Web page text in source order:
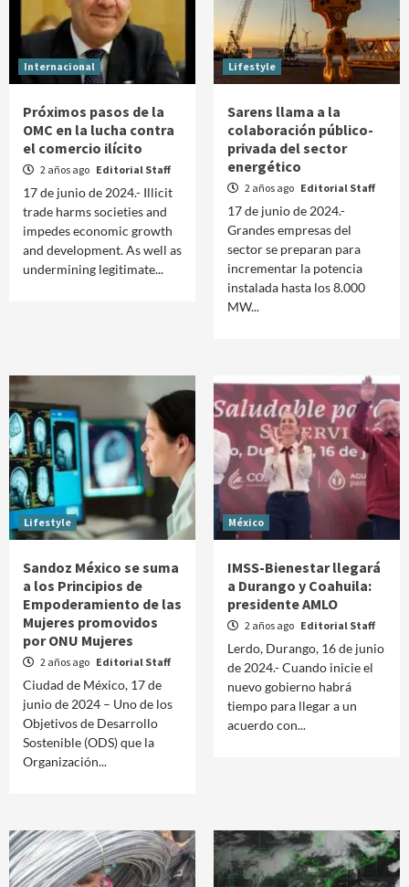
Internacional
Próximos pasos de la
OMC en la lucha contra
el comercio ilícito
2 años ago Editorial Staff
17 de junio de 2024.- Illicit
trade harms societies and
impedes economic growth
and development. As well as
undermining legitimate...
Lifestyle
Sarens llama a la
colaboración público-
privada del sector
energético
2 años ago Editorial Staff
17 de junio de 2024.-
Grandes empresas del
sector se preparan para
incrementar la potencia
instalada hasta los 8.000
MW...
Lifestyle
Sandoz México se suma
a los Principios de
Empoderamiento de las
Mujeres promovidos
por ONU Mujeres
2 años ago Editorial Staff
Ciudad de México, 17 de
junio de 2024 – Uno de los
Objetivos de Desarrollo
Sostenible (ODS) que la
Organización...
México
IMSS-Bienestar llegará
a Durango y Coahuila:
presidente AMLO
2 años ago Editorial Staff
Lerdo, Durango, 16 de junio
de 2024.- Cuando inicie el
nuevo gobierno habrá
tiempo para llegar a un
acuerdo con...